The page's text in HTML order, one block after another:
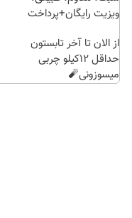
ویزیت رایگان+پرداخت
از الان تا آخر تابستون
حداقل 12کیلو چربی
میسوزونی🧨